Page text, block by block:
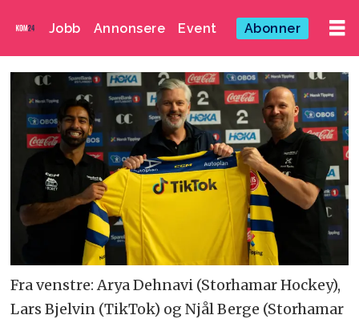
Jobb Annonsere Event Abonner
Fra venstre: Arya Dehnavi (Storhamar Hockey),
Lars Bjelvin (TikTok) og Njål Berge (Storhamar